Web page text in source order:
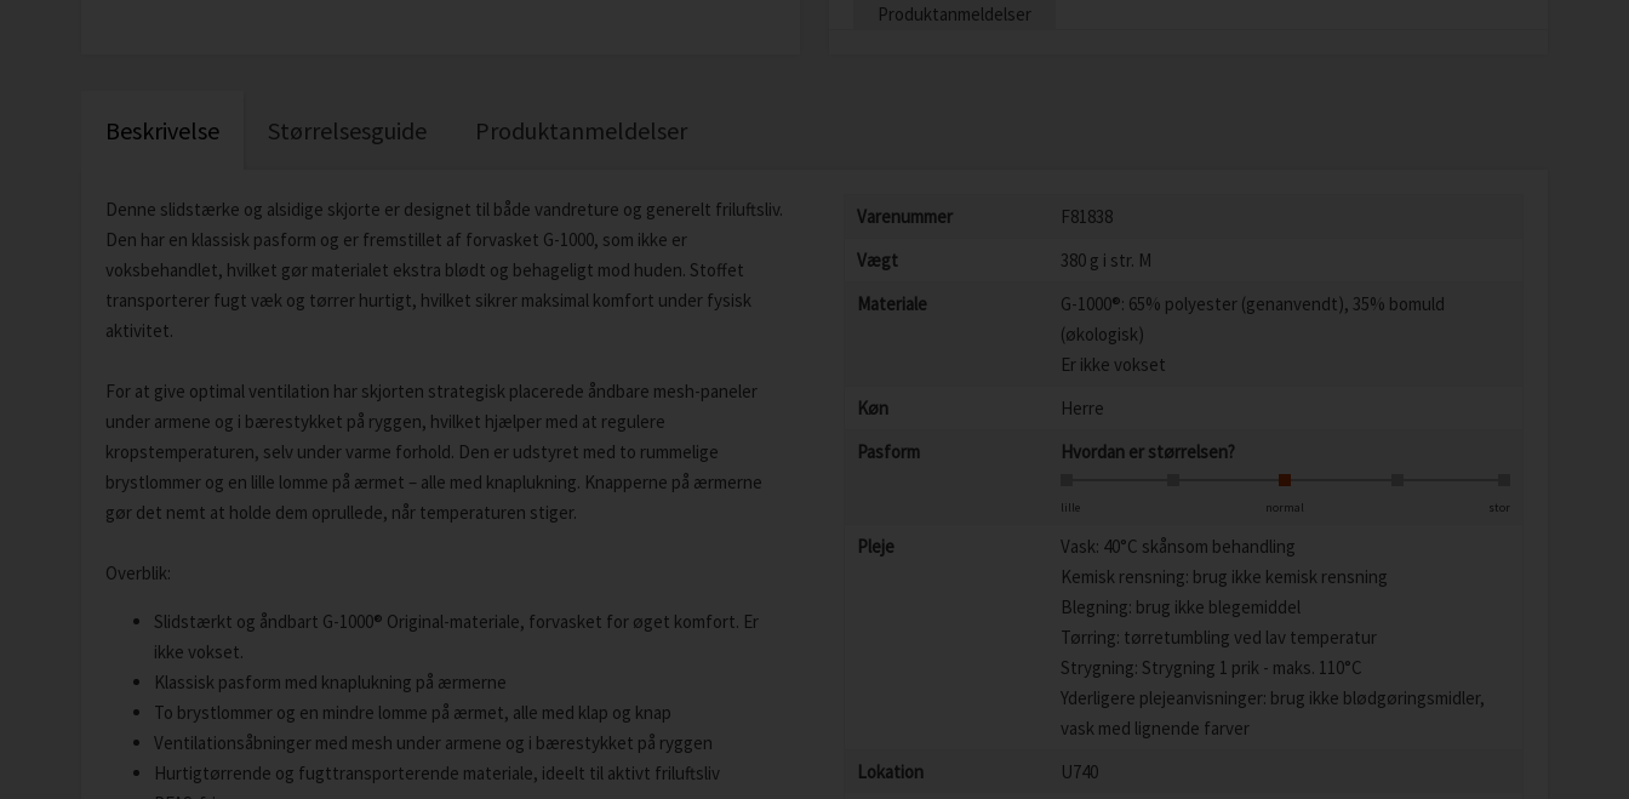
Produktanmeldelser
Beskrivelse Størrelsesguide Produktanmeldelser
Denne slidstærke og alsidige skjorte er designet til både vandreture og generelt friluftsliv.
Den har en klassisk pasform og er fremstillet af forvasket G-1000, som ikke er
voksbehandlet, hvilket gør materialet ekstra blødt og behageligt mod huden. Stoffet
transporterer fugt væk og tørrer hurtigt, hvilket sikrer maksimal komfort under fysisk
aktivitet.
For at give optimal ventilation har skjorten strategisk placerede åndbare mesh-paneler
under armene og i bærestykket på ryggen, hvilket hjælper med at regulere
kropstemperaturen, selv under varme forhold. Den er udstyret med to rummelige
brystlommer og en lille lomme på ærmet – alle med knaplukning. Knapperne på ærmerne
gør det nemt at holde dem oprullede, når temperaturen stiger.
Overblik:
Slidstærkt og åndbart G-1000® Original-materiale, forvasket for øget komfort. Er
ikke vokset.
Klassisk pasform med knaplukning på ærmerne
To brystlommer og en mindre lomme på ærmet, alle med klap og knap
Ventilationsåbninger med mesh under armene og i bærestykket på ryggen
Hurtigtørrende og fugttransporterende materiale, ideelt til aktivt friluftsliv
Varenummer
F81838
Vægt
380 g i str. M
Materiale
G-1000®: 65% polyester (genanvendt), 35% bomuld
(økologisk)
Er ikke vokset
Køn
Herre
Pasform
Hvordan er størrelsen?
lille normal stor
Pleje
Vask: 40°C skånsom behandling
Kemisk rensning: brug ikke kemisk rensning
Blegning: brug ikke blegemiddel
Tørring: tørretumbling ved lav temperatur
Strygning: Strygning 1 prik - maks. 110°C
Yderligere plejeanvisninger: brug ikke blødgøringsmidler,
vask med lignende farver
Lokation
U740